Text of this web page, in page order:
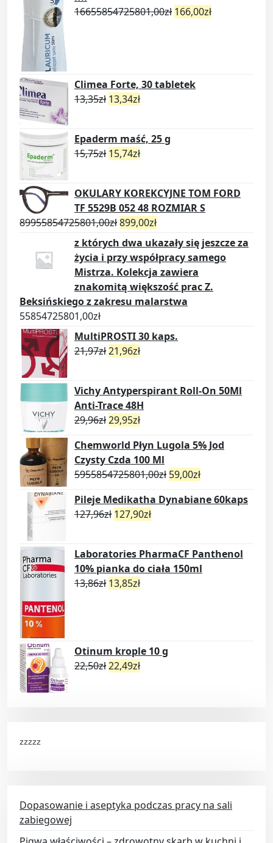
16655854725801,00zł 166,00zł
Climea Forte, 30 tabletek
13,35zł 13,34zł
Epaderm maść, 25 g
15,75zł 15,74zł
OKULARY KOREKCYJNE TOM FORD
TF 5529B 052 48 ROZMIAR S
89955854725801,00zł899,00zł
z których dwa ukazały się jeszcze za
życia i przy współpracy samego
Mistrza. Kolekcja zawiera
znakomitą większość prac Z.
Beksińskiego z zakresu malarstwa
55854725801,00zł
MultiPROSTI 30 kaps.
21,97zł21,96zł
Vichy Antyperspirant Roll-On 50Ml
Anti-Trace 48H
29,96zł29,95zł
Chemworld Płyn Lugola 5% Jod
Czysty Czda 100 Ml
5955854725801,00zł 59,00zł
Pileje Medikatha Dynabiane 60kaps
127,96zł 127,90zł
Laboratories PharmaCF Panthenol
10% pianka do ciała 150ml
13,86zł 13,85zł
Otinum krople 10 g
22,50zł22,49zł
zzzzz
Dopasowanie i aseptyka podczas pracy na sali
zabiegowej